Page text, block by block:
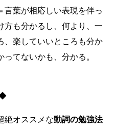
言葉が相応しい表現を伴っ
方も分かるし、何より、一
、楽していいところも分か
てないかも、分かる。
絶オススメな動詞の勉強法